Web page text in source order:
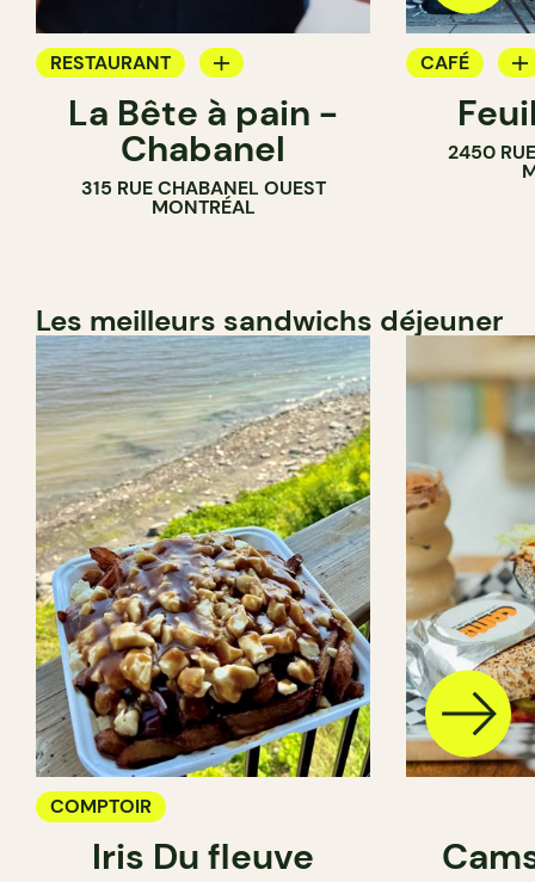
RESTAURANT
CAFÉ
PÂTISSERIE
BOULANGERIE
La Bête à pain -
Chabanel
315 RUE CHABANEL OUEST
MONTRÉAL
CAFÉ
PÂTISSERIE
2450
Les meilleurs sandwichs déjeuner
COMPTOIR
Iris Du fleuve